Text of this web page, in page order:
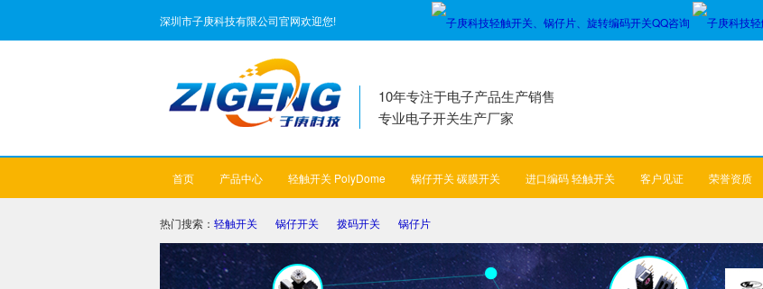
深圳市子庚科技有限公司官网欢迎您!
10年专注于电子产品生产销售
专业电子开关生产厂家
首页 产品中心 轻触开关 PolyDome 锅仔开关 碳膜开关 进口编码 轻触开关 客户见证 荣誉资质
热门搜索： 轻触开关 锅仔开关 拨码开关 锅仔片